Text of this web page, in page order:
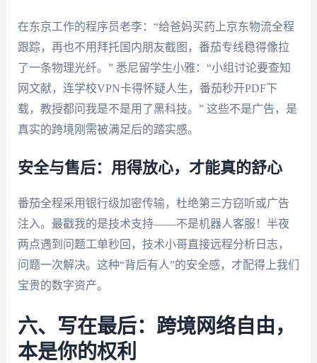
在东京工作的程序员老李：“给爸妈买药上京东物流全程
跟踪，再也不用拜托国内朋友截图，番茄专线稳得像拉
了一条物理光纤。” 悉尼留学生小雅：“小组讨论要查知
网文献，连学校VPN卡得怀疑人生，番茄秒开PDF下
载，教授都问我是不是用了黑科技。” 这些不是广告，是
真实的跨境刚需被满足后的踏实感。
安全与售后：用得放心，才能真的舒心
番茄全程采用银行级加密传输，杜绝第三方窃听或广告
注入。最戳我的是技术支持——不是机器人客服！半夜
两点遇到问题工单秒回，技术小哥直接远程分析日志，
问题一次解决。这种“背后有人”的安全感，才配得上我们
宝贵的数字资产。
六、写在最后：跨境网络自由，
本是你的权利